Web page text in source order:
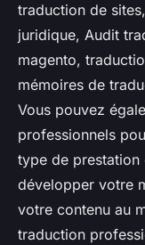
traduction de
juridique, Audit
magento,
mémoires de
Vous pouvez
professionnels
type de prestation
développer votre
votre contenu au
traduction